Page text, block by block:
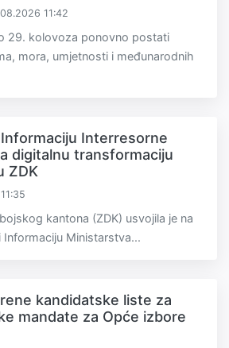
11:42
29. kolovoza ponovno postati
mora, umjetnosti i međunarodnih
Interresorne
digitalnu transformaciju
ZDK
kantona (ZDK) usvojila je na
Informaciju Ministarstva...
kandidatske liste za
mandate za Opće izbore